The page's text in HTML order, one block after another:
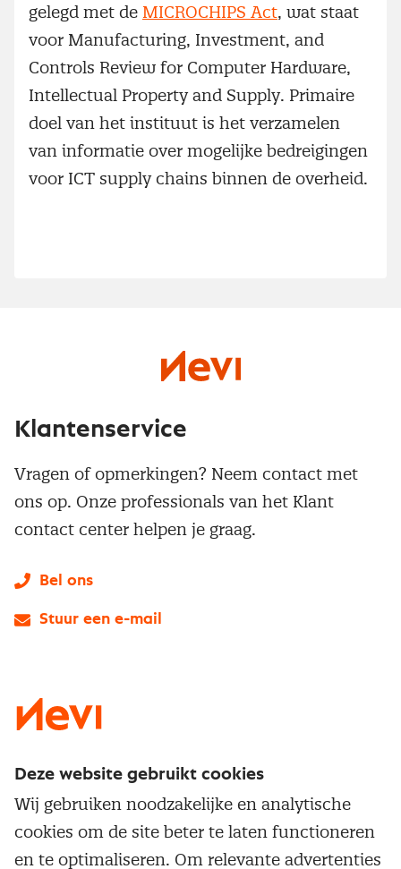
gelegd met de MICROCHIPS Act, wat staat
voor Manufacturing, Investment, and
Controls Review for Computer Hardware,
Intellectual Property and Supply. Primaire
doel van het instituut is het verzamelen
van informatie over mogelijke bedreigingen
voor ICT supply chains binnen de overheid.
Service & contact
Over inkoop
Populaire thema's
Klantenservice
Vragen of opmerkingen? Neem contact met
ons op. Onze professionals van het Klant
contact center helpen je graag.
Bel ons
Stuur een e-mail
Deze website gebruikt cookies
Wij gebruiken noodzakelijke en analytische
cookies om de site beter te laten functioneren
en te optimaliseren. Om relevante advertenties